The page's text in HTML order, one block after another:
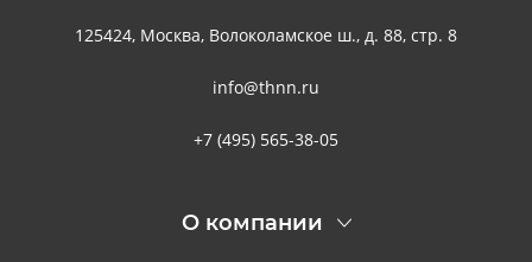
125424, Москва, Волоколамское ш., д. 88, стр. 8
info@thnn.ru
+7 (495) 565-38-05
О компании